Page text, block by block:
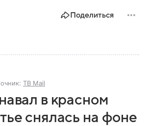
Поделиться
ТВ Mail
в красном
снялась на фоне